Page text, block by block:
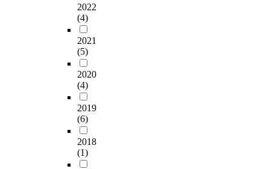
2022
(4)
2021
(5)
2020
(4)
2019
(6)
2018
(1)